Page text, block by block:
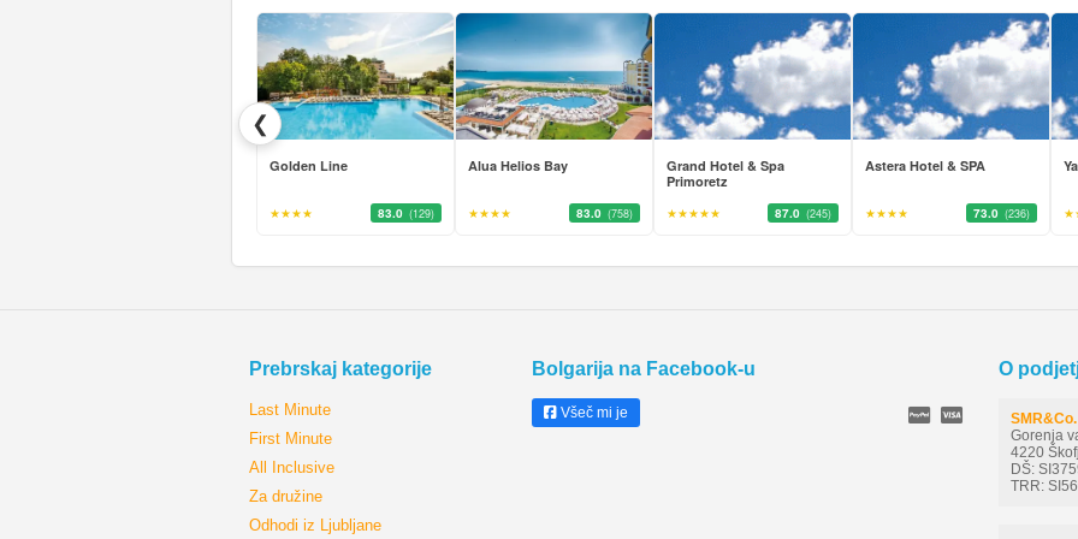
❮
Golden Line
★★★★ 83.0 (129)
Alua Helios Bay
★★★★ 83.0 (758)
Grand Hotel & Spa
Primoretz
★★★★★ 87.0 (245)
Astera Hotel & SPA
★★★★ 73.0 (236)
Prebrskaj kategorije
Last Minute
First Minute
All Inclusive
Za družine
Odhodi iz Ljubljane
Bolgarija na Facebook-u
Všeč mi je
O
Gorenja
4220
DŠ:
TRR: